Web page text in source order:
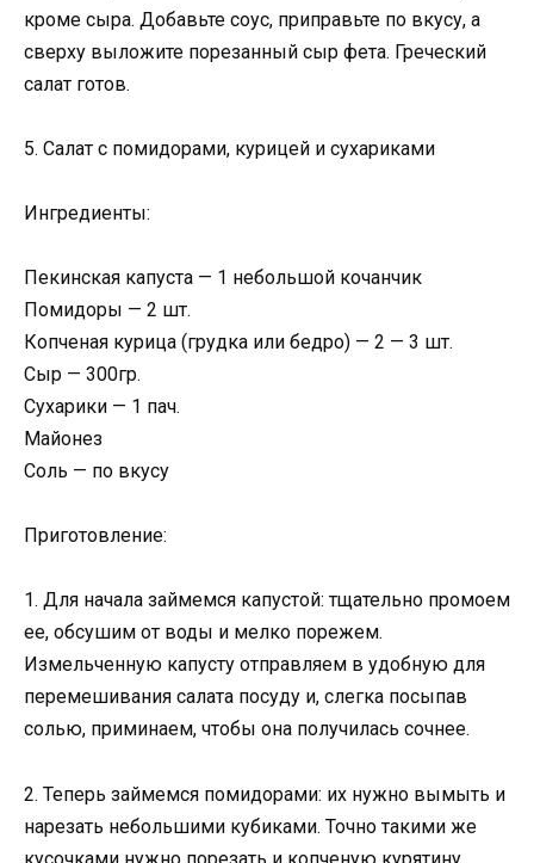
кроме сыра. Добавьте соус, приправьте по вкусу, а
сверху выложите порезанный сыр фета. Греческий
салат готов.
5. Cалат с помидорами, курицей и сухариками
Ингредиенты:
Пекинская капуста — 1 небольшой кочанчик
Помидоры — 2 шт.
Копченая курица (грудка или бедро) — 2 — 3 шт.
Сыр — 300гр.
Сухарики — 1 пач.
Майонез
Соль — по вкусу
Приготовление:
1. Для начала займемся капустой: тщательно промоем
ее, обсушим от воды и мелко порежем.
Измельченную капусту отправляем в удобную для
перемешивания салата посуду и, слегка посыпав
солью, приминаем, чтобы она получилась сочнее.
2. Теперь займемся помидорами: их нужно вымыть и
нарезать небольшими кубиками. Точно такими же
кусочками нужно порезать и копченую курятину,